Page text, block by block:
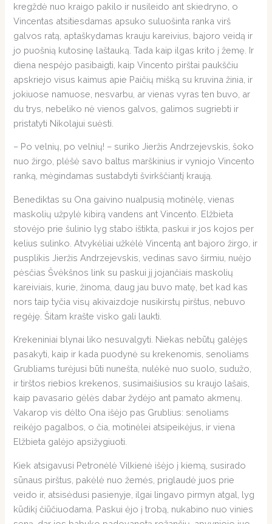
kregždė nuo kraigo pakilo ir nusileido ant skiedryno, o
Vincentas atsitiesdamas apsuko suluošinta ranka virš
galvos ratą, aptaškydamas krauju kareivius, bajoro veidą ir
jo puošnią kutosinę laštauką. Tada kaip ilgas krito į žemę. Ir
diena nespėjo pasibaigti, kaip Vincento pirštai paukščiu
apskriejo visus kaimus apie Paičių mišką su kruvina žinia, ir
jokiuose namuose, nesvarbu, ar vienas vyras ten buvo, ar
du trys, nebeliko nė vienos galvos, galimos sugriebti ir
pristatyti Nikolajui suėsti.
– Po velnių, po velnių! – suriko Jieržis Andrzejevskis, šoko
nuo žirgo, plėšė savo baltus marškinius ir vyniojo Vincento
ranką, mėgindamas sustabdyti švirkščiantį kraują.
Benediktas su Ona gaivino nualpusią motinėlę, vienas
maskolių užpylė kibirą vandens ant Vincento. Elžbieta
stovėjo prie šulinio lyg stabo ištikta, paskui ir jos kojos per
kelius sulinko. Atvykėliai užkėlė Vincentą ant bajoro žirgo, ir
pusplikis Jieržis Andrzejevskis, vedinas savo širmiu, nuėjo
pėsčias Švėkšnos link su paskui jį jojančiais maskolių
kareiviais, kurie, žinoma, daug jau buvo matę, bet kad kas
nors taip tyčia visų akivaizdoje nusikirstų pirštus, nebuvo
regėję. Šitam krašte visko gali laukti.
Krekeniniai blynai liko nesuvalgyti. Niekas nebūtų galėjęs
pasakyti, kaip ir kada puodynė su krekenomis, senoliams
Grubliams turėjusi būti nunešta, nulėkė nuo suolo, sudužo,
ir tirštos riebios krekenos, susimaišiusios su kraujo lašais,
kaip pavasario gėlės dabar žydėjo ant pamato akmenų.
Vakarop vis dėlto Ona išėjo pas Grublius: senoliams
reikėjo pagalbos, o čia, motinėlei atsipeikėjus, ir viena
Elžbieta galėjo apsižygiuoti.
Kiek atsigavusi Petronėlė Vilkienė išėjo į kiemą, susirado
sūnaus pirštus, pakėlė nuo žemės, priglaudė juos prie
veido ir, atsisėdusi pasienyje, ilgai lingavo pirmyn atgal, lyg
kūdikį čiūčiuodama. Paskui ėjo į trobą, nukabino nuo vinies